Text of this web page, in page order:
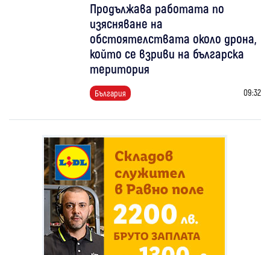
Продължава работата по
изясняване на
обстоятелствата около дрона,
който се взриви на българска
територия
България 09:32